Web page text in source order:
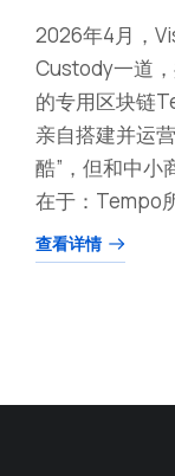
2026年4月，
Custody一道
的专用区块链
亲自搭建并运
酷”，但和中小
在于：Tempo
查看详情